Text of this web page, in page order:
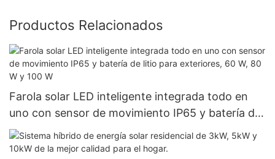
Productos Relacionados
Farola solar LED inteligente integrada todo en
uno con sensor de movimiento IP65 y batería de
litio para exteriores, 60 W, 80 W y 100 W